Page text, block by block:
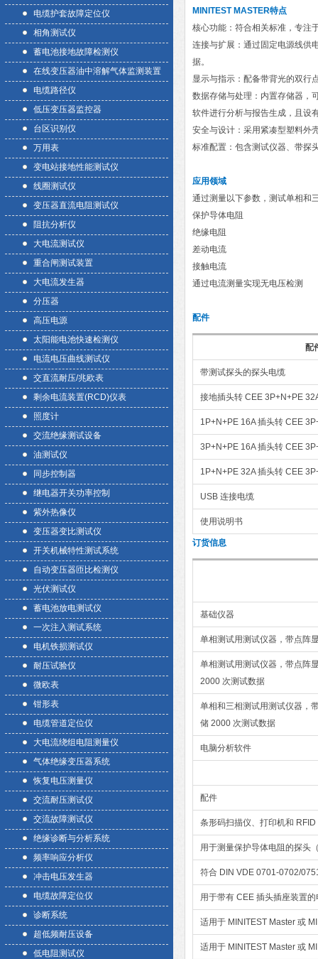
电缆护套故障定位仪
相角测试仪
蓄电池接地故障检测仪
在线变压器油中溶解气体监测装置
电缆路径仪
低压变压器监控器
台区识别仪
万用表
变电站接地性能测试仪
线圈测试仪
变压器直流电阻测试仪
阻抗分析仪
大电流测试仪
重合闸测试装置
大电流发生器
分压器
高压电源
太阳能电池快速检测仪
电流电压曲线测试仪
交直流耐压/兆欧表
剩余电流装置(RCD)仪表
照度计
交流绝缘测试设备
油测试仪
同步控制器
继电器开关功率控制
紫外热像仪
变压器变比测试仪
开关机械特性测试系统
自动变压器匝比检测仪
光伏测试仪
蓄电池放电测试仪
一次注入测试系统
电机铁损测试仪
耐压试验仪
微欧表
钳形表
电缆管道定位仪
大电流绕组电阻测量仪
气体绝缘变压器系统
恢复电压测量仪
交流耐压测试仪
交流故障测试仪
绝缘诊断与分析系统
频率响应分析仪
冲击电压发生器
电缆故障定位仪
诊断系统
超低频耐压设备
低电阻测试仪
MINITEST MASTER特点
核心功能：符合相关标准，专注
连接与扩展：通过固定电源线供
据。
显示与指示：配备带背光的双行
数据存储与处理：内置存储器，
软件进行分析与报告生成，且设
安全与设计：采用紧凑型塑料外
标准配置：包含测试仪器、带探
应用领域
通过测量以下参数，测试单相和
保护导体电阻
绝缘电阻
差动电流
接触电流
通过电流测量实现无电压检测
配件
配
带测试探头的探头电缆
接地插头转 CEE 3P+N+PE
1P+N+PE 16A 插头转 CEE
3P+N+PE 16A 插头转 CEE
1P+N+PE 32A 插头转 CEE
USB 连接电缆
使用说明书
订货信息
基础仪器
单相测试用测试仪器，带点阵
单相测试用测试仪器，带点阵
2000 次测试数据
单相和三相测试用测试仪器，
储 2000 次测试数据
电脑分析软件
配件
条形码扫描仪、打印机和
用于测量保护导体电阻的探头
符合 DIN VDE 0701-0702/
用于带有 CEE 插头插座装置
适用于 MINITEST Master 或
适用于 MINITEST Master 或